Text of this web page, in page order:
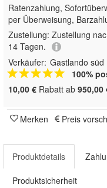
Ratenzahlung,
per Überweisung,
Zustellung: Zustellung
14 Tagen.
Verkäufer: Gastlando süd
100%
10,00 € Rabatt ab 950,00
Merken Preis
Produktdetails
Produktsicherheit